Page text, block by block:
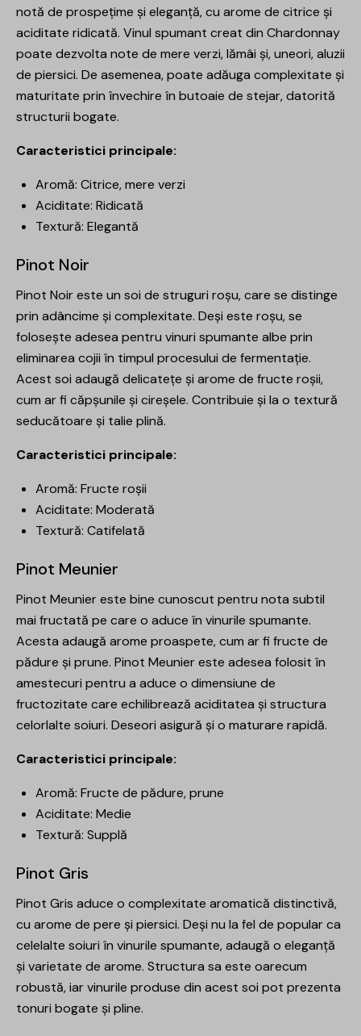
notă de prospețime și eleganță, cu arome de citrice și
aciditate ridicată. Vinul spumant creat din Chardonnay
poate dezvolta note de mere verzi, lămâi și, uneori, aluzii
de piersici. De asemenea, poate adăuga complexitate și
maturitate prin învechire în butoaie de stejar, datorită
structurii bogate.
Caracteristici principale:
Aromă: Citrice, mere verzi
Aciditate: Ridicată
Textură: Elegantă
Pinot Noir
Pinot Noir este un soi de struguri roșu, care se distinge
prin adâncime și complexitate. Deși este roșu, se
folosește adesea pentru vinuri spumante albe prin
eliminarea cojii în timpul procesului de fermentație.
Acest soi adaugă delicatețe și arome de fructe roșii,
cum ar fi căpșunile și cireșele. Contribuie și la o textură
seducătoare și talie plină.
Caracteristici principale:
Aromă: Fructe roșii
Aciditate: Moderată
Textură: Catifelată
Pinot Meunier
Pinot Meunier este bine cunoscut pentru nota subtil
mai fructată pe care o aduce în vinurile spumante.
Acesta adaugă arome proaspete, cum ar fi fructe de
pădure și prune. Pinot Meunier este adesea folosit în
amestecuri pentru a aduce o dimensiune de
fructozitate care echilibrează aciditatea și structura
celorlalte soiuri. Deseori asigură și o maturare rapidă.
Caracteristici principale:
Aromă: Fructe de pădure, prune
Aciditate: Medie
Textură: Supplă
Pinot Gris
Pinot Gris aduce o complexitate aromatică distinctivă,
cu arome de pere și piersici. Deși nu la fel de popular ca
celelalte soiuri în vinurile spumante, adaugă o eleganță
și varietate de arome. Structura sa este oarecum
robustă, iar vinurile produse din acest soi pot prezenta
tonuri bogate și pline.